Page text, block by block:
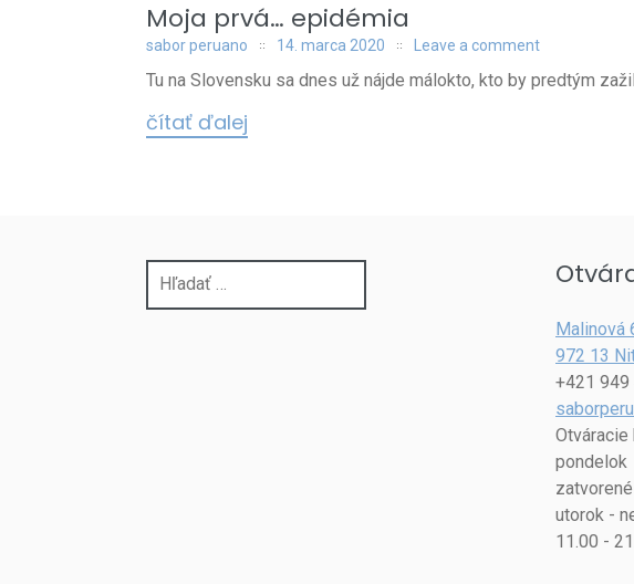
Moja prvá… epidémia
sabor peruano 14. marca 2020 Leave a comment
Tu na Slovensku sa dnes už nájde málokto, kto by predtým
čítať ďalej
Hľadať:
Malinová
972 13
+421 949
Otváracie
pondelok
zatvorené
utorok -
11.00 -